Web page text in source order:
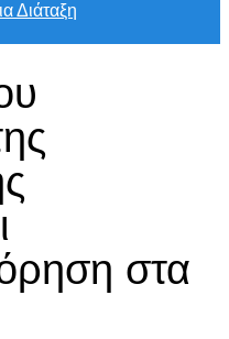
Διάταξη
στα